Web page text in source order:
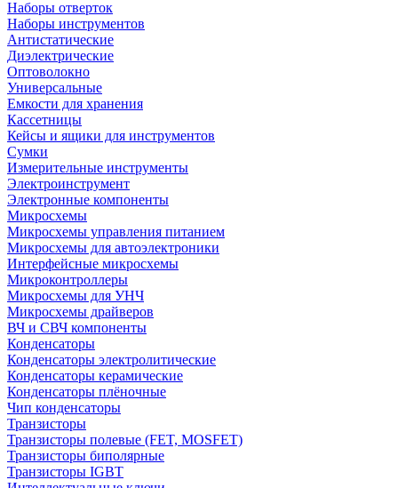
Наборы отверток
Наборы инструментов
Антистатические
Диэлектрические
Оптоволокно
Универсальные
Емкости для хранения
Кассетницы
Кейсы и ящики для инструментов
Сумки
Измерительные инструменты
Электроинструмент
Электронные компоненты
Микросхемы
Микросхемы управления питанием
Микросхемы для автоэлектроники
Интерфейсные микросхемы
Микроконтроллеры
Микросхемы для УНЧ
Микросхемы драйверов
ВЧ и СВЧ компоненты
Конденсаторы
Конденсаторы электролитические
Конденсаторы керамические
Конденсаторы плёночные
Чип конденсаторы
Транзисторы
Транзисторы полевые (FET, MOSFET)
Транзисторы биполярные
Транзисторы IGBT